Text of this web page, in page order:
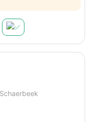
soirée. Plusieurs des
Je le recommande